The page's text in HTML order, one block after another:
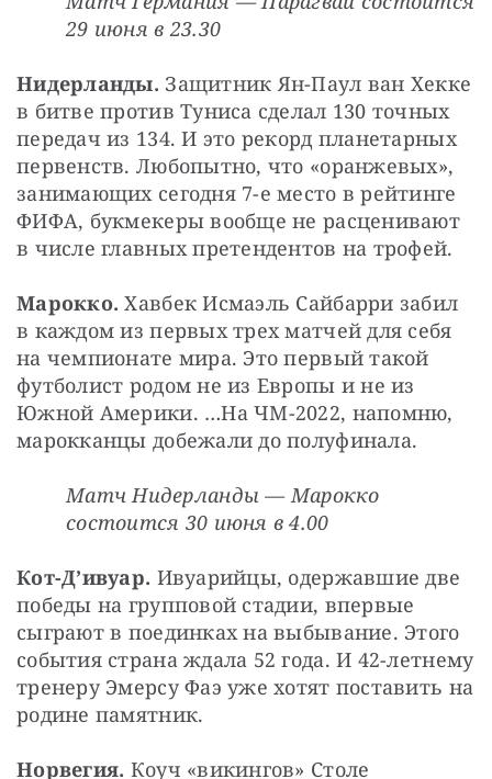
29 июня в 23.30
Нидерланды. Защитник Ян-Паул ван Хекке
в битве против Туниса сделал 130 точных
передач из 134. И это рекорд планетарных
первенств. Любопытно, что «оранжевых»,
занимающих сегодня 7-е место в рейтинге
ФИФА, букмекеры вообще не расценивают
в числе главных претендентов на трофей.
Марокко. Хавбек Исмаэль Сайбарри забил
в каждом из первых трех матчей для себя
на чемпионате мира. Это первый такой
футболист родом не из Европы и не из
Южной Америки. …На ЧМ-2022, напомню,
марокканцы добежали до полуфинала.
Матч Нидерланды — Марокко
состоится 30 июня в 4.00
Кот-Д’ивуар. Ивуарийцы, одержавшие две
победы на групповой стадии, впервые
сыграют в поединках на выбывание. Этого
события страна ждала 52 года. И 42-летнему
тренеру Эмерсу Фаэ уже хотят поставить на
родине памятник.
Норвегия. Коуч «викингов» Столе